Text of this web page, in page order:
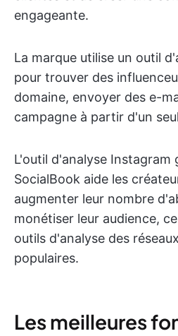
engageante.
La marque utilise un outil
pour trouver des
domaine, envoyer des e-
campagne à partir d'un
L'outil d'analyse Instagram
SocialBook aide les
augmenter leur nombre
monétiser leur audience,
outils d'analyse des
populaires.
Les meilleures